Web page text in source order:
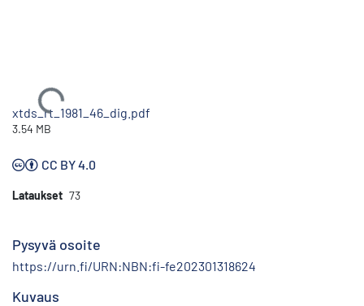
Ladataan...
xtds_rt_1981_46_dig.pdf
3.54 MB
CC BY 4.0
Lataukset 73
Pysyvä osoite
https://urn.fi/URN:NBN:fi-fe202301318624
Kuvaus